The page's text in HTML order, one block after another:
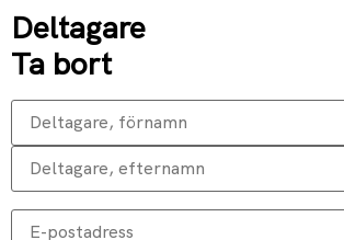
Deltagare
Ta bort